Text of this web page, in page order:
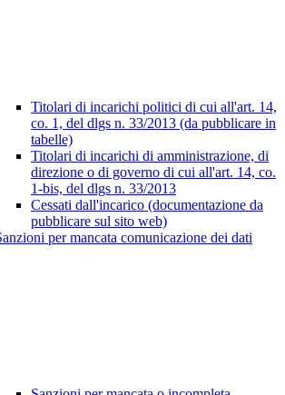
Titolari di incarichi politici di cui all'art. 14,
co. 1, del dlgs n. 33/2013 (da pubblicare in
tabelle)
Titolari di incarichi di amministrazione, di
direzione o di governo di cui all'art. 14, co.
1-bis, del dlgs n. 33/2013
Cessati dall'incarico (documentazione da
pubblicare sul sito web)
per mancata comunicazione dei dati